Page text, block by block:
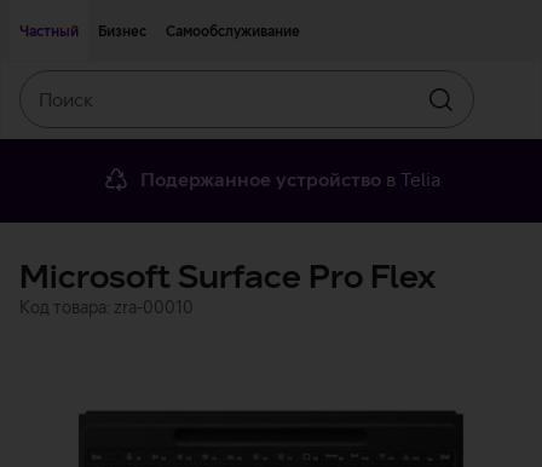
Частный
Бизнес Самообслуживание
Искать
Подержанное устройство в Telia
Microsoft Surface Pro Flex
Код товара: zra-00010